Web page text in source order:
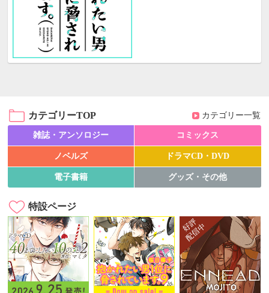
カテゴリーTOP カテゴリー一覧
雑誌・アンソロジー コミックス
ノベルズ ドラマCD・DVD
電子書籍 グッズ・その他
特設ページ